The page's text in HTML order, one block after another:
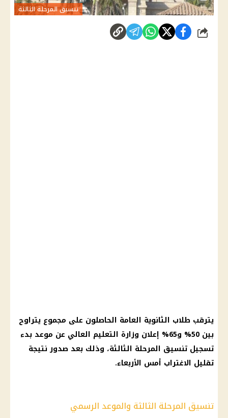
تنسيق المرحلة الثالثة
شارك
يترقب طلاب الثانوية العامة الحاصلون على مجموع يتراوح
بين 50% و65% إعلان وزارة التعليم العالي عن موعد بدء
تسجيل تنسيق المرحلة الثالثة، وذلك بعد صدور نتيجة
تقليل الاغتراب أمس الأربعاء.
تنسيق المرحلة الثالثة والموعد الرسمي